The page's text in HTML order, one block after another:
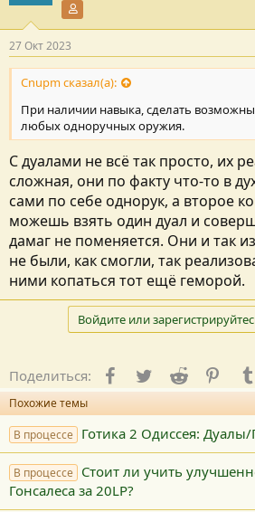
27 Окт 2023
Cnupm сказал(а):
При наличии навыка, сделать
любых одноручных оружия.
С дуалами не всё так просто, их
сложная, они по факту что-то в
сами по себе однорук, а второе
можешь взять один дуал и
дамаг не поменяется. Они и так
не были, как смогли, так
ними копаться тот ещё геморой.
Войдите или
Поделиться: Facebook
TwitterReddit
Похожие темы
В процессе Готика 2 Одиссея:
В процессе Стоит ли учить
Гонсалеса за 20LP?